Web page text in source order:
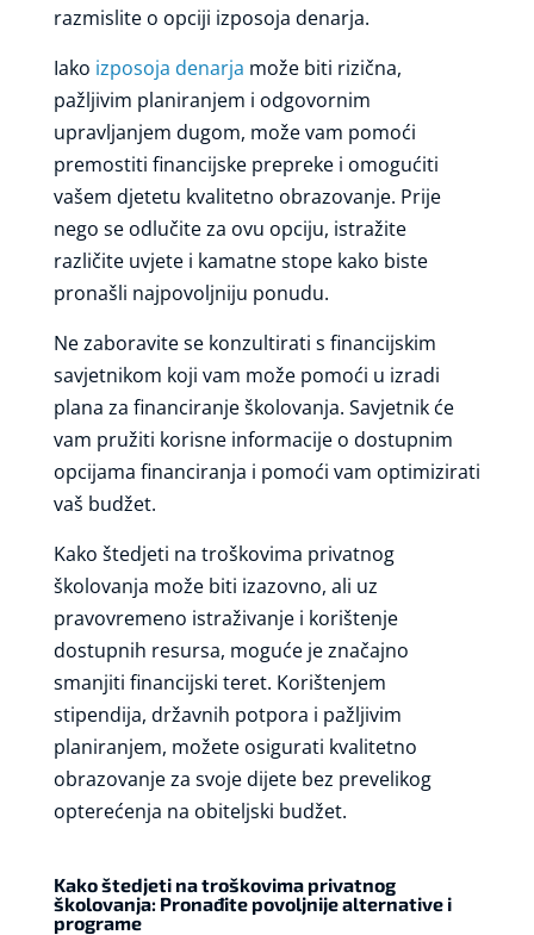
razmislite o opciji izposoja denarja.
Iako izposoja denarja može biti rizična,
pažljivim planiranjem i odgovornim
upravljanjem dugom, može vam pomoći
premostiti financijske prepreke i omogućiti
vašem djetetu kvalitetno obrazovanje. Prije
nego se odlučite za ovu opciju, istražite
različite uvjete i kamatne stope kako biste
pronašli najpovoljniju ponudu.
Ne zaboravite se konzultirati s financijskim
savjetnikom koji vam može pomoći u izradi
plana za financiranje školovanja. Savjetnik će
vam pružiti korisne informacije o dostupnim
opcijama financiranja i pomoći vam optimizirati
vaš budžet.
Kako štedjeti na troškovima privatnog
školovanja može biti izazovno, ali uz
pravovremeno istraživanje i korištenje
dostupnih resursa, moguće je značajno
smanjiti financijski teret. Korištenjem
stipendija, državnih potpora i pažljivim
planiranjem, možete osigurati kvalitetno
obrazovanje za svoje dijete bez prevelikog
opterećenja na obiteljski budžet.
Kako štedjeti na troškovima privatnog
školovanja: Pronađite povoljnije alternative i
programe